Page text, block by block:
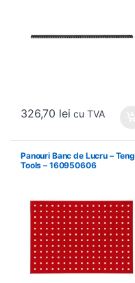
326,70 lei cu TVA
Panouri Banc de Lucru – Teng
Tools – 160950606